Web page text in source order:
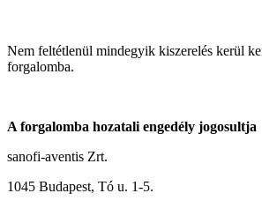
Nem feltétlenül mindegyik kiszerelés kerül
forgalomba.
A forgalomba hozatali engedély jogosultja
sanofi-aventis Zrt.
1045 Budapest, Tó u. 1-5.